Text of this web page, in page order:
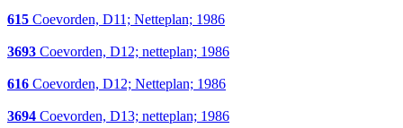
615 Coevorden, D11; Netteplan; 1986
3693 Coevorden, D12; netteplan; 1986
616 Coevorden, D12; Netteplan; 1986
3694 Coevorden, D13; netteplan; 1986